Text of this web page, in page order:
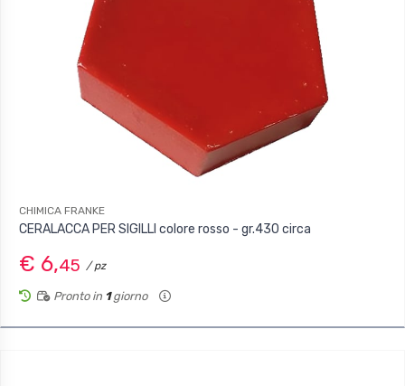
CHIMICA FRANKE
CERALACCA PER SIGILLI colore rosso - gr.430 circa
€ 6,45 / pz
Pronto in 1giorno